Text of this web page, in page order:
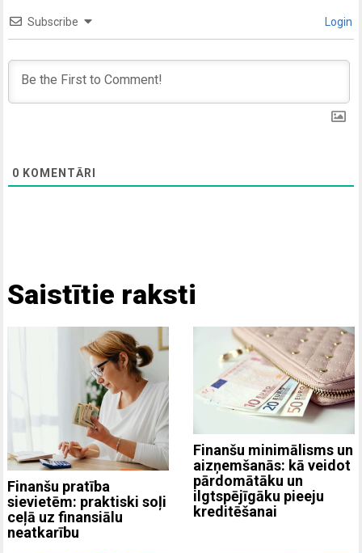
Subscribe Login
0 KOMENTĀRI
Saistītie raksti
Finanšu pratība
sievietēm: praktiski soļi
ceļā uz finansiālu
neatkarību
Finanšu minimālisms un
aizņemšanās: kā veidot
pārdomātāku un
ilgtspējīgāku pieeju
kreditēšanai